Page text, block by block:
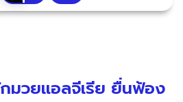
มวยแอลจีเรีย ยื่นฟ้อง